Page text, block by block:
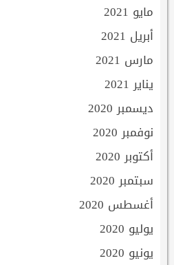
مايو 2021
أبريل 2021
مارس 2021
يناير 2021
ديسمبر 2020
نوفمبر 2020
أكتوبر 2020
سبتمبر 2020
أغسطس 2020
يوليو 2020
يونيو 2020